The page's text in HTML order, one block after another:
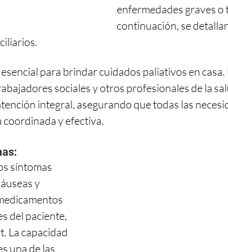
enfermedades graves o
continuación, se
para brindar cuidados paliativos en casa.
sociales y otros profesionales de la
integral, asegurando que todas las
coordinada y efectiva.
síntomas
y
del paciente,
La capacidad
una de las